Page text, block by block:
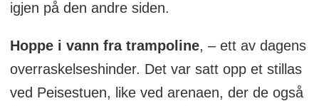
igjen på den andre siden.
Hoppe i vann fra trampoline, – ett av dagens
overraskelseshinder. Det var satt opp et stillas
ved Peisestuen, like ved arenaen, der de også